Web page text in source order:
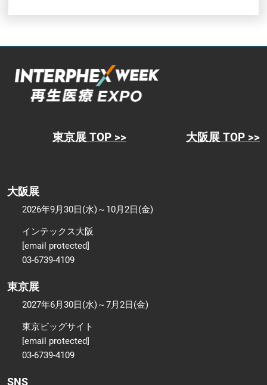
東京展 TOP >> 大阪展 TOP >>
大阪展
2026年9月30日(水)～10月2日(金)
インテックス大阪
[email protected]
03-6739-4109
東京展
2027年6月30日(水)～7月2日(金)
東京ビッグサイト
[email protected]
03-6739-4109
SNS